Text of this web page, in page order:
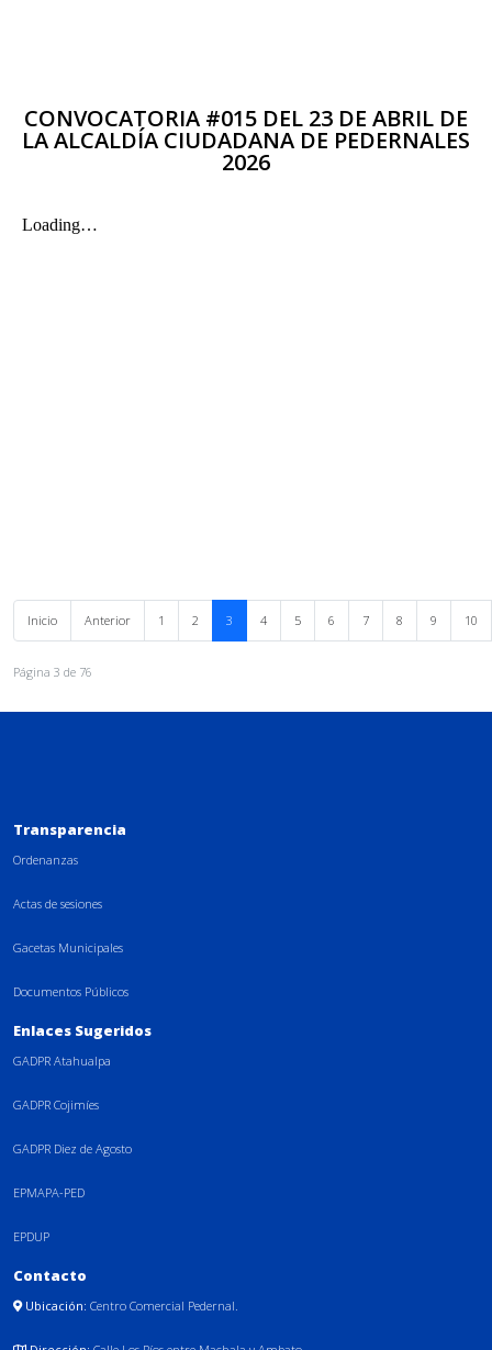
CONVOCATORIA #015 DEL 23 DE ABRIL DE
LA ALCALDÍA CIUDADANA DE PEDERNALES
2026
Inicio Anterior 1 2 3 4 5 6 7 8 9 10
Página 3 de 76
Transparencia
Ordenanzas
Actas de sesiones
Gacetas Municipales
Documentos Públicos
Enlaces Sugeridos
GADPR Atahualpa
GADPR Cojimíes
GADPR Diez de Agosto
EPMAPA-PED
EPDUP
Contacto
Ubicación: Centro Comercial Pedernal.